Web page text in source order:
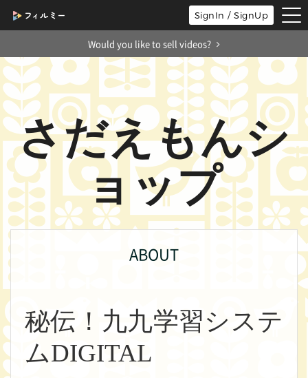
SignIn / SignUp
Would you like to sell videos?
さだえもんシ
ョップ
ABOUT
秘伝！九九学習システ
ムDIGITAL